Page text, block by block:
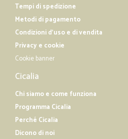
Tempi di spedizione
Metodi di pagamento
Condizioni d'uso e di vendita
Privacy e cookie
Cookie banner
Cicalia
Chi siamo e come funziona
Programma Cicalia
Perché Cicalia
Dicono di noi